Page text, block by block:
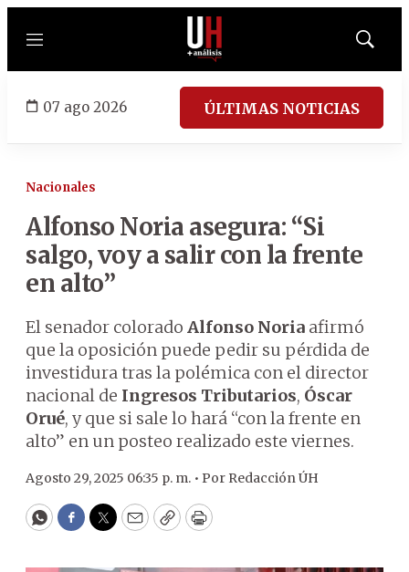
Menú
Mostrar
07 ago 2026 ÚLTIMAS NOTICIAS
Nacionales
Alfonso Noria asegura: “Si
salgo, voy a salir con la frente
en alto”
El senador colorado Alfonso Noria afirmó
que la oposición puede pedir su pérdida de
investidura tras la polémica con el director
nacional de Ingresos Tributarios, Óscar
Orué, y que si sale lo hará “con la frente en
alto” en un posteo realizado este viernes.
Agosto 29, 2025 06:35 p. m. • Por Redacción ÚH
WhatsApp
Facebook
Twitter
EmailCopyPrint